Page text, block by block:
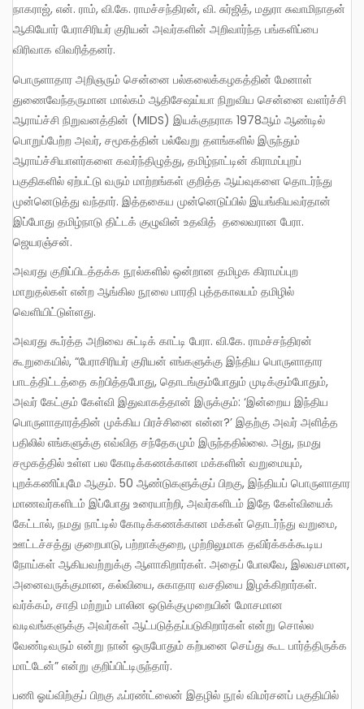
நாகராஜ், என். ராம், வி.கே. ராமச்சந்திரன், வி. சுர்ஜித், மதுரா சுவாமிநாதன்
ஆகியோர் பேராசிரியர் குரியன் அவர்களின் அறிவார்ந்த பங்களிப்பை
விரிவாக விவரித்தனர்.
பொருளாதார அறிஞரும் சென்னை பல்கலைக்கழகத்தின் மேனாள்
துணைவேந்தருமான மால்கம் ஆதிசேஷய்யா நிறுவிய சென்னை வளர்ச்சி
ஆராய்ச்சி நிறுவனத்தின் (MIDS) இயக்குநராக 1978ஆம் ஆண்டில்
பொறுப்பேற்ற அவர், சமூகத்தின் பல்வேறு தளங்களில் இருந்தும்
ஆராய்ச்சியாளர்களை கவர்ந்திழுத்து, தமிழ்நாட்டின் கிராமப்புறப்
பகுதிகளில் ஏற்பட்டு வரும் மாற்றங்கள் குறித்த ஆய்வுகளை தொடர்ந்து
முன்னெடுத்து வந்தார். இத்தகைய முன்னெடுப்பில் இயங்கியவர்தான்
இப்போது தமிழ்நாடு திட்டக் குழுவின் உதவித் தலைவரான பேரா.
ஜெயரஞ்சன்.
அவரது குறிப்பிடத்தக்க நூல்களில் ஒன்றான தமிழக கிராமப்புற
மாறுதல்கள் என்ற ஆங்கில நூலை பாரதி புத்தகாலயம் தமிழில்
வெளியிட்டுள்ளது.
அவரது கூர்த்த அறிவை சுட்டிக் காட்டி பேரா. வி.கே. ராமச்சந்திரன்
கூறுகையில், “பேராசிரியர் குரியன் எங்களுக்கு இந்திய பொருளாதார
பாடத்திட்டத்தை கற்பித்தபோது, தொடங்கும்போதும் முடிக்கும்போதும்,
அவர் கேட்கும் கேள்வி இதுவாகத்தான் இருக்கும்: ‘இன்றைய இந்திய
பொருளாதாரத்தின் முக்கிய பிரச்சினை என்ன?’ இதற்கு அவர் அளித்த
பதிலில் எங்களுக்கு எவ்வித சந்தேகமும் இருந்ததில்லை. அது, நமது
சமூகத்தில் உள்ள பல கோடிக்கணக்கான மக்களின் வறுமையும்,
புறக்கணிப்புமே ஆகும். 50 ஆண்டுகளுக்குப் பிறகு, இந்தியப் பொருளாதார
மாணவர்களிடம் இப்போது உரையாற்றி, அவர்களிடம் இதே கேள்வியைக்
கேட்டால், நமது நாட்டில் கோடிக்கணக்கான மக்கள் தொடர்ந்து வறுமை,
ஊட்டச்சத்து குறைபாடு, பற்றாக்குறை, முற்றிலுமாக தவிர்க்கக்கூடிய
நோய்கள் ஆகியவற்றுக்கு ஆளாகிறார்கள். அதைப் போலவே, இலவசமான,
அனைவருக்குமான, கல்வியை, சுகாதார வசதியை இழக்கிறார்கள்.
வர்க்கம், சாதி மற்றும் பாலின ஒடுக்குமுறையின் மோசமான
வடிவங்களுக்கு அவர்கள் ஆட்படுத்தப்படுகிறார்கள் என்று சொல்ல
வேண்டிவரும் என்று நான் ஒருபோதும் கற்பனை செய்து கூட பார்த்திருக்க
மாட்டேன்” என்று குறிப்பிட்டிருந்தார்.
பணி ஓய்விற்குப் பிறகு ஃப்ரண்ட்லைன் இதழில் நூல் விமர்சனப் பகுதியில்